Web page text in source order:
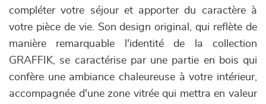
compléter votre séjour et apporter du caractère à
votre pièce de vie. Son design original, qui reflète de
manière remarquable l'identité de la collection
GRAFFIK, se caractérise par une partie en bois qui
confère une ambiance chaleureuse à votre intérieur,
accompagnée d'une zone vitrée qui mettra en valeur